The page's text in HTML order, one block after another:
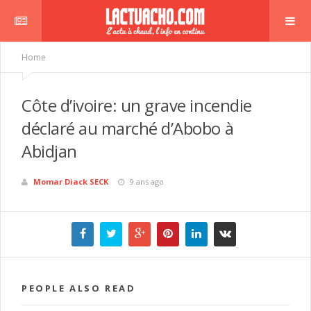
Home
Côte d’ivoire: un grave incendie
déclaré au marché d’Abobo à
Abidjan
Momar Diack SECK 9 ans ago
PEOPLE ALSO READ